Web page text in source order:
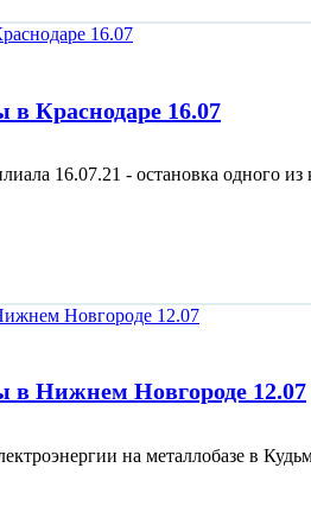
в Краснодаре 16.07
16.07.21 - остановка одного из
в Нижнем Новгороде 12.07
на металлобазе в